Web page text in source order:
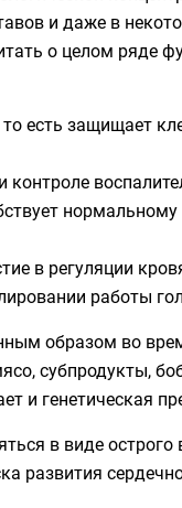
и даже в
о целом ряде
есть защищает
в регуляции
работы
образом во
субпродукты,
и генетическая
в виде острого
развития